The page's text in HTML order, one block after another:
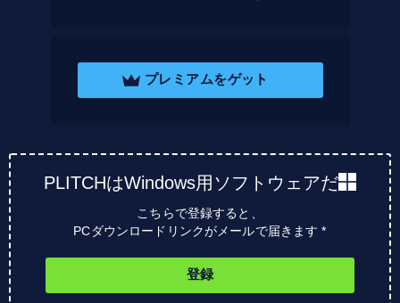
プレミアムをゲット
PLITCHはWindows用ソフトウェアだ
こちらで登録すると、
PCダウンロードリンクがメールで届きます *
登録